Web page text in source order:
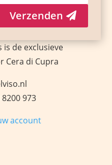
Verzenden
is de exclusieve
Cera di Cupra
973
account